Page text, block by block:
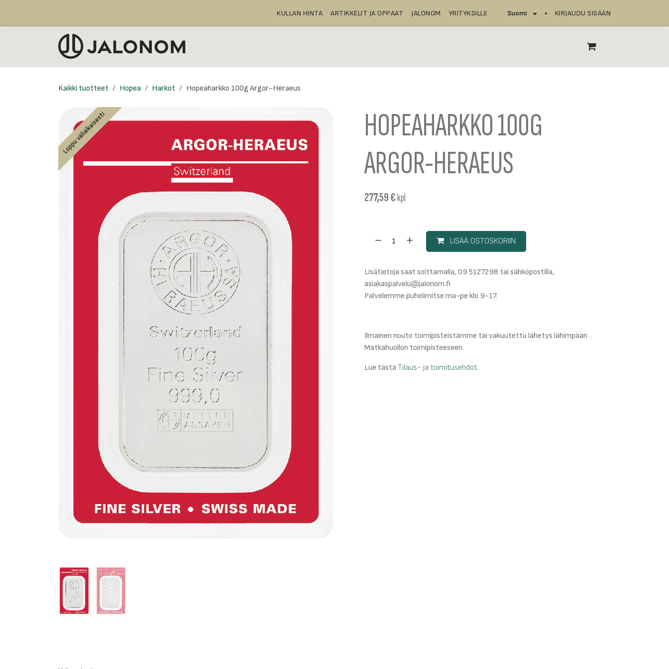
KULLAN HINTA ARTIKKELIT JA OPPAAT JALONOM YRITYKSILLE Suomi KIRJAUDU SISÄÄN
Kaikki tuotteet Hopea Harkot Hopeaharkko 100g Argor-Heraeus
Loppu väliaikaisesti
Loppu väliaikaisesti
HOPEAHARKKO 100G
ARGOR-HERAEUS
277,59€kpl
LISÄÄ OSTOSKORIIN
Lisätietoja saat soittamalla, 09 5127298 tai sähköpostilla,
asiakaspalvelu@jalonom.fi
Palvelemme puhelimitse ma-pe klo 9-17.
Ilmainen nouto toimipisteistämme tai vakuutettu lähetys lähimpään
Matkahuollon toimipisteeseen.
Lue tästä Tilaus- ja toimitusehdot.